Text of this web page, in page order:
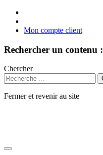
Mon compte client
Rechercher un contenu :
Chercher
Fermer et revenir au site